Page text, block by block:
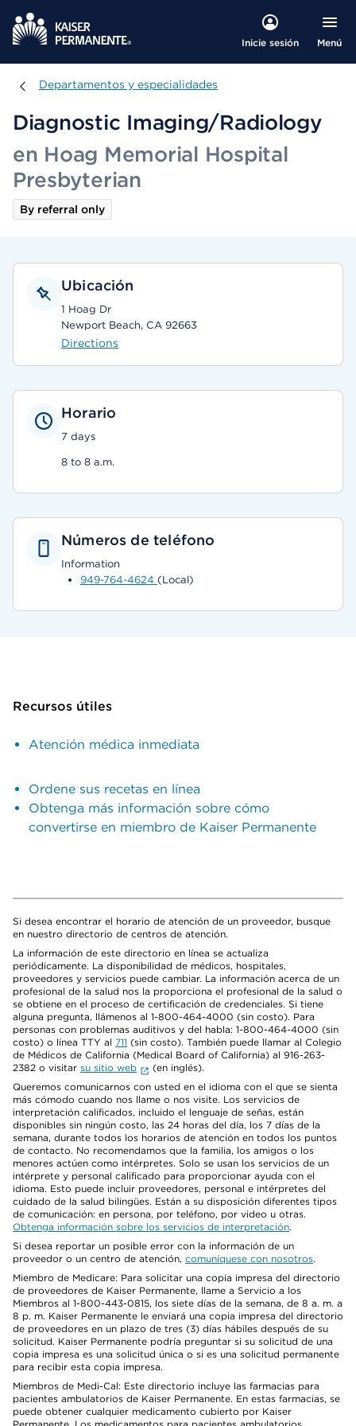
Inicie sesión Menú
Departamentos y especialidades
Departamentos y especialidades
Diagnostic Imaging/Radiology
en Hoag Memorial Hospital
Presbyterian
By referral only
Ubicación
1 Hoag Dr
Newport Beach, CA 92663
Directions
Horario
7 days
8 to 8 a.m.
Números de teléfono
Information
949-764-4624 (Local)
Recursos útiles
Atención médica inmediata
Ordene sus recetas en línea
Obtenga más información sobre cómo
convertirse en miembro de Kaiser Permanente
Si desea encontrar el horario de atención de un proveedor, busque
en nuestro directorio de centros de atención.
La información de este directorio en línea se actualiza
periódicamente. La disponibilidad de médicos, hospitales,
proveedores y servicios puede cambiar. La información acerca de un
profesional de la salud nos la proporciona el profesional de la salud o
se obtiene en el proceso de certificación de credenciales. Si tiene
alguna pregunta, llámenos al 1-800-464-4000 (sin costo). Para
personas con problemas auditivos y del habla: 1-800-464-4000 (sin
costo) o línea TTY al 711 (sin costo). También puede llamar al Colegio
de Médicos de California (Medical Board of California) al 916-263-
2382 o visitar su sitio web
(en inglés).
Queremos comunicarnos con usted en el idioma con el que se sienta
más cómodo cuando nos llame o nos visite. Los servicios de
interpretación calificados, incluido el lenguaje de señas, están
disponibles sin ningún costo, las 24 horas del día, los 7 días de la
semana, durante todos los horarios de atención en todos los puntos
de contacto. No recomendamos que la familia, los amigos o los
menores actúen como intérpretes. Solo se usan los servicios de un
intérprete y personal calificado para proporcionar ayuda con el
idioma. Esto puede incluir proveedores, personal e intérpretes del
cuidado de la salud bilingües. Están a su disposición diferentes tipos
de comunicación: en persona, por teléfono, por video u otras.
Obtenga información sobre los servicios de interpretación.
Si desea reportar un posible error con la información de un
proveedor o un centro de atención, comuníquese con nosotros.
Miembro de Medicare: Para solicitar una copia impresa del directorio
de proveedores de Kaiser Permanente, llame a Servicio a los
Miembros al 1-800-443-0815, los siete días de la semana, de 8 a. m. a
8 p. m. Kaiser Permanente le enviará una copia impresa del directorio
de proveedores en un plazo de tres (3) días hábiles después de su
solicitud. Kaiser Permanente podría preguntar si su solicitud de una
copia impresa es una solicitud única o si es una solicitud permanente
para recibir esta copia impresa.
Miembros de Medi-Cal: Este directorio incluye las farmacias para
pacientes ambulatorios de Kaiser Permanente. En estas farmacias, se
puede obtener cualquier medicamento cubierto por Kaiser